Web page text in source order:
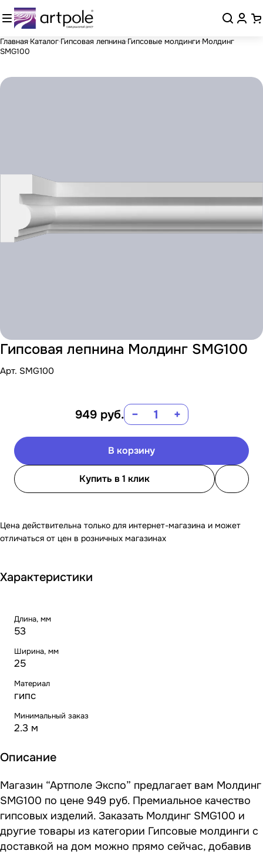
Главная Каталог Гипсовая лепнина Гипсовые молдинги Молдинг
SMG100
Гипсовая лепнина Молдинг SMG100
Арт. SMG100
949 руб. − +
В корзину
Купить в 1 клик
Цена действительна только для интернет-магазина и может
отличаться от цен в розничных магазинах
Характеристики
Длина, мм
53
Ширина, мм
25
Материал
гипс
Минимальный заказ
2.3 м
Описание
Магазин “Артполе Экспо” предлагает вам Молдинг
SMG100 по цене 949 руб. Премиальное качество
гипсовых изделий. Заказать Молдинг SMG100 и
другие товары из категории Гипсовые молдинги с
доставкой на дом можно прямо сейчас, добавив